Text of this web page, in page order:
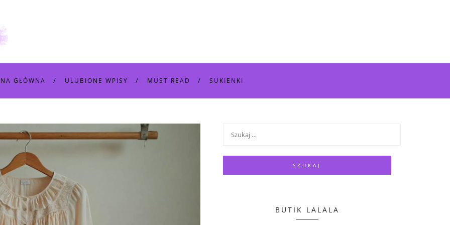
GŁÓWNA ULUBIONE WPISY MUST READ SUKIENKI
BUTIK LALALA